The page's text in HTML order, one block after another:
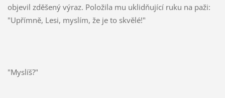
objevil zděšený výraz. Položila mu uklidňující ruku na paži:
"Upřímně, Lesi, myslím, že je to skvělé!"
"Myslíš?"